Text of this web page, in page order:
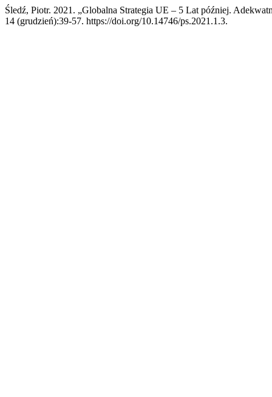
Śledź, Piotr. 2021. „Globalna Strategia UE – 5 Lat później.
14 (grudzień):39-57. https://doi.org/10.14746/ps.2021.1.3.